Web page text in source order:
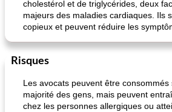
cholestérol et de triglycérides, deux
majeurs des maladies cardiaques. Ils
copieux et peuvent réduire les
Risques
Les avocats peuvent être
majorité des gens, mais peuvent
chez les personnes allergiques ou